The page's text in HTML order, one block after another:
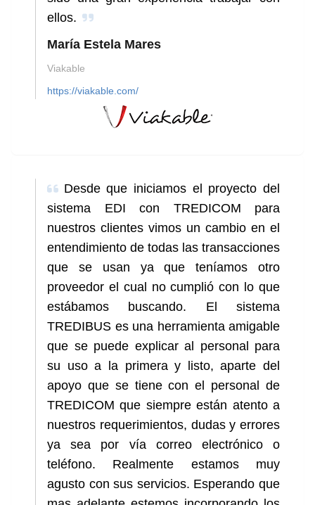
ellos.
María Estela Mares
Viakable
https://viakable.com/
Desde que iniciamos el proyecto del
sistema EDI con TREDICOM para
nuestros clientes vimos un cambio en el
entendimiento de todas las transacciones
que se usan ya que teníamos otro
proveedor el cual no cumplió con lo que
estábamos buscando. El sistema
TREDIBUS es una herramienta amigable
que se puede explicar al personal para
su uso a la primera y listo, aparte del
apoyo que se tiene con el personal de
TREDICOM que siempre están atento a
nuestros requerimientos, dudas y errores
ya sea por vía correo electrónico o
teléfono. Realmente estamos muy
agusto con sus servicios. Esperando que